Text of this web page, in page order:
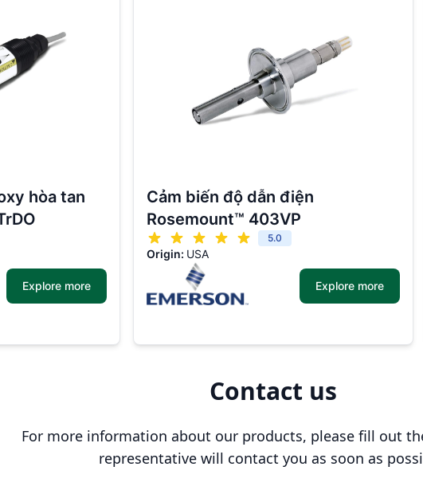
hòa tan
Explore more
Cảm biến độ dẫn điện
Rosemount™ 403VP
5.0
Origin: USA
Explore more
Contact us
For more information about our products, please fill out
representative will contact you as soon as